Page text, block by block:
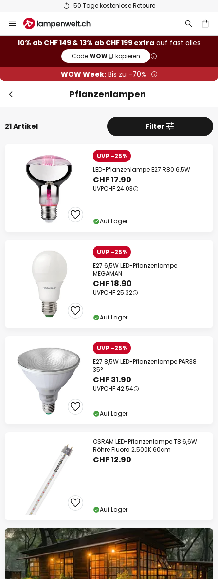
50 Tage kostenlose Retoure
Inhalt
springen
10% ab CHF 149 & 13% ab CHF 199 extra auf fast alles
Code:WOW kopieren
WOW Week:Bis zu -70%
Pflanzenlampen
21 Artikel Filter
UVP -25%
LED-Pflanzenlampe E27 R80 6,5W
CHF 17.90
UVPCHF 24.03
Auf Lager
UVP -25%
E27 6,5W LED-Pflanzenlampe
MEGAMAN
CHF 18.90
UVPCHF 25.32
Auf Lager
UVP -25%
E27 8,5W LED-Pflanzenlampe PAR38
35°
CHF 31.90
UVPCHF 42.54
Auf Lager
OSRAM LED-Pflanzenlampe T8 6,6W
Röhre Fluora 2.500K 60cm
CHF 12.90
Auf Lager
Extra Rabatt
10% Rabattab CHF 149
13% Rabattab CHF 199
kopieren
Jetzt einlösen
*Ausgenommene Hersteller